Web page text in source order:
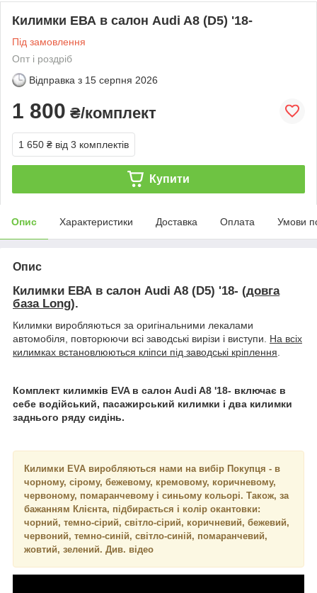
Килимки ЕВА в салон Audi A8 (D5) '18-
Під замовлення
Опт і роздріб
Відправка з 15 серпня 2026
1 800 ₴/комплект
1 650 ₴ від 3 комплектів
Купити
Опис Характеристики Доставка Оплата Умови
Опис
Килимки ЕВА в салон Audi A8 (D5) '18- (довга
база Long).
Килимки виробляються за оригінальними лекалами
автомобіля, повторюючи всі заводські вирізи і виступи. На всіх
килимках встановлюються кліпси під заводські кріплення
Комплект килимків EVA в салон Audi A8 '18- включає в
себе водійський, пасажирський килимки і два килимки
заднього ряду сидінь.
Килимки EVA виробляються нами на вибір Покупця - в
чорному, сірому, бежевому, кремовому, коричневому,
червоному, помаранчевому і синьому кольорі. Також, за
бажанням Клієнта, підбирається і колір окантовки:
чорний, темно-сірий, світло-сірий, коричневий, бежевий,
червоний, темно-синій, світло-синій, помаранчевий,
жовтий, зелений. Див. відео